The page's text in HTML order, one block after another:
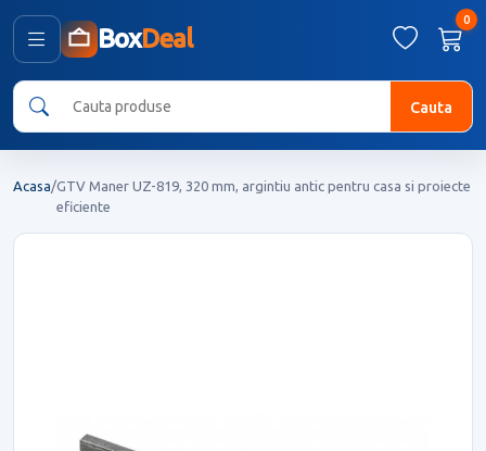
BoxDeal
0
Cauta
Acasa/GTV Maner UZ-819, 320 mm, argintiu antic pentru casa si proiecte
eficiente